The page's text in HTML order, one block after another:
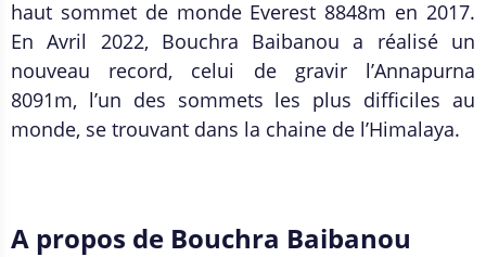
haut sommet de monde Everest 8848m en 2017.
En Avril 2022, Bouchra Baibanou a réalisé un
nouveau record, celui de gravir l’Annapurna
8091m, l’un des sommets les plus difficiles au
monde, se trouvant dans la chaine de l’Himalaya.
A propos de Bouchra Baibanou